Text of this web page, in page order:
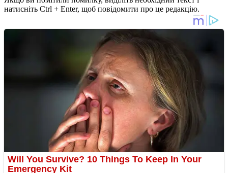
натисніть Ctrl + Enter, щоб повідомити про це редакцію.